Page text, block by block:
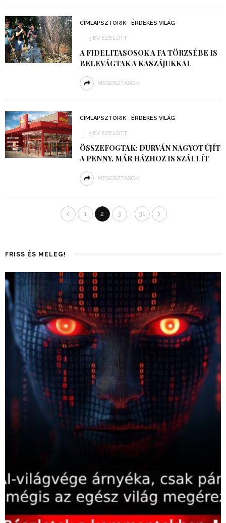
CÍMLAPSZTORIK ÉRDEKES VILÁG
5 ÉV EZELŐTT
A FIDELITASOSOK A FA TÖRZSÉBE IS
BELEVÁGTAK A KASZÁJUKKAL
MEGOSZTÁSOK
CÍMLAPSZTORIK ÉRDEKES VILÁG
5 ÉV EZELŐTT
ÖSSZEFOGTAK: DURVÁN NAGYOT ÚJÍT
A PENNY, MÁR HÁZHOZ IS SZÁLLÍT
MEGOSZTÁSOK
1 2 3 … 31
FRISS ÉS MELEG!